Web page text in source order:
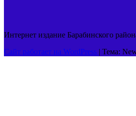
Интернет издание Барабинского
Сайт работает на WordPress | Тема: